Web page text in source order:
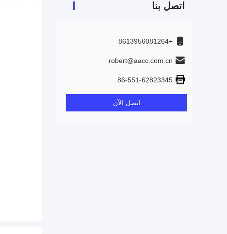
اتصل بنا
+8613956081264
robert@aacc.com.cn
86-551-62823345
اتصل الآن